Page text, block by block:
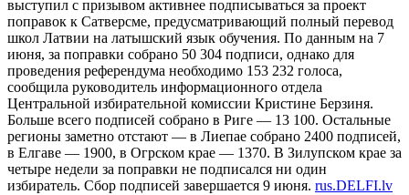
выступил с призывом активнее подписываться за проект
поправок к Сатверсме, предусматривающий полный перевод
школ Латвии на латышский язык обучения. По данным на 7
июня, за поправки собрано 50 304 подписи, однако для
проведения референдума необходимо 153 232 голоса,
сообщила руководитель информационного отдела
Центральной избирательной комиссии Кристине Берзиня.
Больше всего подписей собрано в Риге — 13 100. Остальные
регионы заметно отстают — в Лиепае собрано 2400 подписей,
в Елгаве — 1900, в Огрском крае — 1370. В Зилупском крае за
четыре недели за поправки не подписался ни один
избиратель. Сбор подписей завершается 9 июня. rus.DELFI.lv